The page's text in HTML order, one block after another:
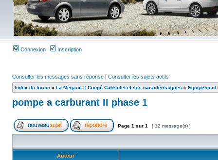
Connexion Inscription
Consulter les messages sans réponse | Consulter les sujets actifs
Index du forum » La Mégane 2 Coupé Cabriolet et ses caractéristiques » Equipement
pompe a carburant II phase 1
Page 1 sur 1 [ 12 message(s) ]
Auteur